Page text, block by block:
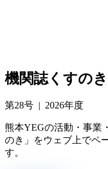
機関誌くすのき
第28号 | 2026年度
熊本YEGの活動・事業
のき」をウェブ上でペ
す。